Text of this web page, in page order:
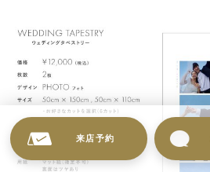
来店予約